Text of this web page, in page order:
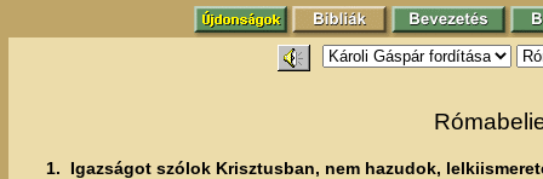
1.
Igazságot szólok Krisztusban, nem hazudok,